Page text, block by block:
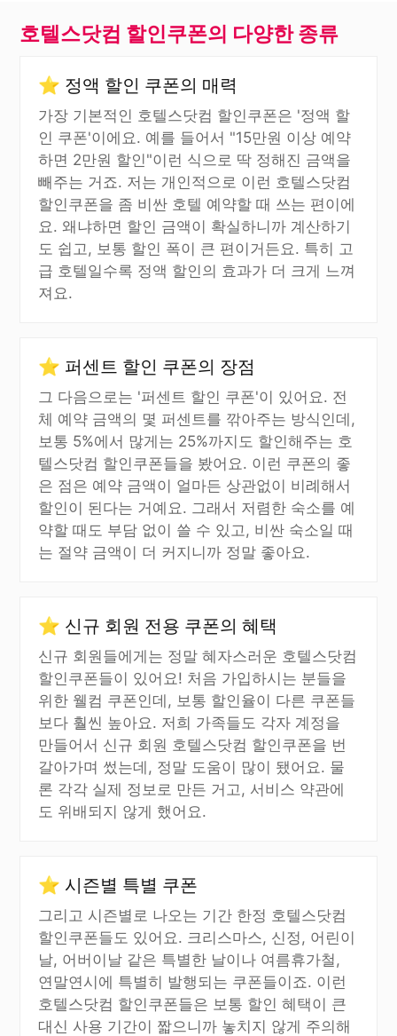
호텔스닷컴 할인쿠폰의 다양한 종류
⭐ 정액 할인 쿠폰의 매력
가장 기본적인 호텔스닷컴 할인쿠폰은 '정액 할
인 쿠폰'이에요. 예를 들어서 "15만원 이상 예약
하면 2만원 할인"이런 식으로 딱 정해진 금액을
빼주는 거죠. 저는 개인적으로 이런 호텔스닷컴
할인쿠폰을 좀 비싼 호텔 예약할 때 쓰는 편이에
요. 왜냐하면 할인 금액이 확실하니까 계산하기
도 쉽고, 보통 할인 폭이 큰 편이거든요. 특히 고
급 호텔일수록 정액 할인의 효과가 더 크게 느껴
져요.
⭐ 퍼센트 할인 쿠폰의 장점
그 다음으로는 '퍼센트 할인 쿠폰'이 있어요. 전
체 예약 금액의 몇 퍼센트를 깎아주는 방식인데,
보통 5%에서 많게는 25%까지도 할인해주는 호
텔스닷컴 할인쿠폰들을 봤어요. 이런 쿠폰의 좋
은 점은 예약 금액이 얼마든 상관없이 비례해서
할인이 된다는 거예요. 그래서 저렴한 숙소를 예
약할 때도 부담 없이 쓸 수 있고, 비싼 숙소일 때
는 절약 금액이 더 커지니까 정말 좋아요.
⭐ 신규 회원 전용 쿠폰의 혜택
신규 회원들에게는 정말 혜자스러운 호텔스닷컴
할인쿠폰들이 있어요! 처음 가입하시는 분들을
위한 웰컴 쿠폰인데, 보통 할인율이 다른 쿠폰들
보다 훨씬 높아요. 저희 가족들도 각자 계정을
만들어서 신규 회원 호텔스닷컴 할인쿠폰을 번
갈아가며 썼는데, 정말 도움이 많이 됐어요. 물
론 각각 실제 정보로 만든 거고, 서비스 약관에
도 위배되지 않게 했어요.
⭐ 시즌별 특별 쿠폰
그리고 시즌별로 나오는 기간 한정 호텔스닷컴
할인쿠폰들도 있어요. 크리스마스, 신정, 어린이
날, 어버이날 같은 특별한 날이나 여름휴가철,
연말연시에 특별히 발행되는 쿠폰들이죠. 이런
호텔스닷컴 할인쿠폰들은 보통 할인 혜택이 큰
대신 사용 기간이 짧으니까 놓치지 않게 주의해